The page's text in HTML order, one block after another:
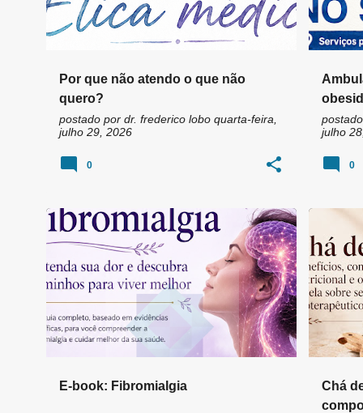
Por que não atendo o que não
quero?
postado por dr. frederico lobo quarta-feira,
julho 29, 2026
0
julho
0
E-book: Fibromialgia
ALIMENTAÇÃO E FIBROMIALGIA +1
Chá